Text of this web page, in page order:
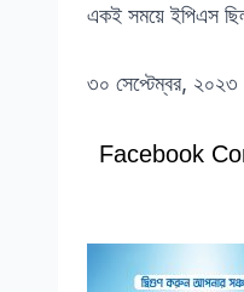
একই সময়ে ইপিএস
৩০ সেপ্টেম্বর, ২০২৩
Facebook